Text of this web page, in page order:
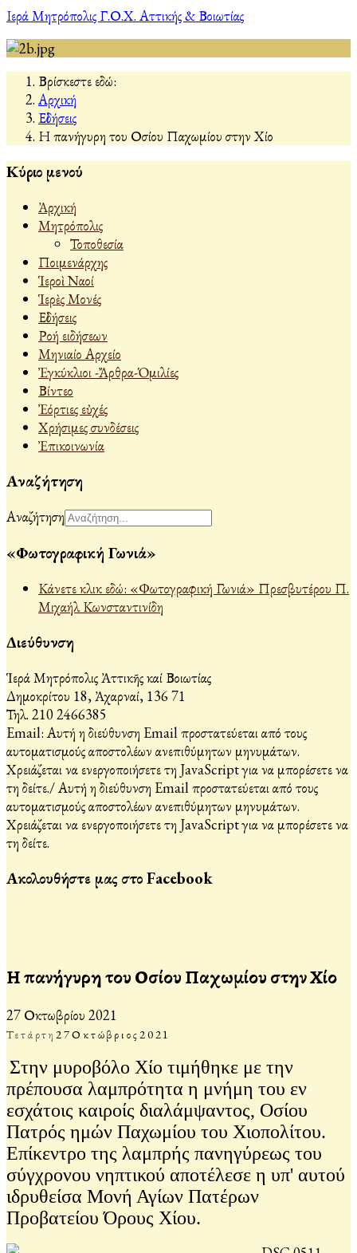
Ιερά Μητρόπολις Γ.Ο.Χ. Αττικής & Βοιωτίας
Βρίσκεστε εδώ:
Αρχική
Εἰδήσεις
Η πανήγυρη του Οσίου Παχωμίου στην Χίο
Κύριο μενού
Ἀρχική
Μητρόπολις
Τοποθεσία
Ποιμενάρχης
Ἱεροὶ Ναοί
Ἱερὲς Μονές
Εἰδήσεις
Ροή ειδήσεων
Μηνιαίο Αρχείο
Ἐγκύκλιοι -Ἄρθρα-Ὁμιλίες
Βίντεο
Ἐόρτιες εὐχές
Χρήσιμες συνδέσεις
Ἐπικοινωνία
Αναζήτηση
Αναζήτηση
«Φωτογραφική Γωνιά»
Κάνετε κλικ εδώ: «Φωτογραφική Γωνιά» Πρεσβυτέρου Π.
Μιχαήλ Κωνσταντινίδη
Διεύθυνση
Ἱερά Μητρόπολις Ἀττικῆς καί Βοιωτίας
Δημοκρίτου 18, Ἀχαρναί, 136 71
Τηλ. 210 2466385
Email: Αυτή η διεύθυνση Email προστατεύεται από τους
αυτοματισμούς αποστολέων ανεπιθύμητων μηνυμάτων.
Χρειάζεται να ενεργοποιήσετε τη JavaScript για να μπορέσετε να
τη δείτε./Αυτή η διεύθυνση Email προστατεύεται από τους
αυτοματισμούς αποστολέων ανεπιθύμητων μηνυμάτων.
Χρειάζεται να ενεργοποιήσετε τη JavaScript για να μπορέσετε να
τη δείτε.
Ακολουθήστε μας στο Facebook
Η πανήγυρη του Οσίου Παχωμίου στην Χίο
27 Οκτωβρίου 2021
Τετάρτη27Οκτώβριος2021
Στην μυροβόλο Χίο τιμήθηκε με την
πρέπουσα λαμπρότητα η μνήμη του εν
εσχάτοις καιροίς διαλάμψαντος, Οσίου
Πατρός ημών Παχωμίου του Χιοπολίτου.
Επίκεντρο της λαμπρής πανηγύρεως του
σύγχρονου νηπτικού αποτέλεσε η υπ' αυτού
ιδρυθείσα Μονή Αγίων Πατέρων
Προβατείου Όρους Χίου.